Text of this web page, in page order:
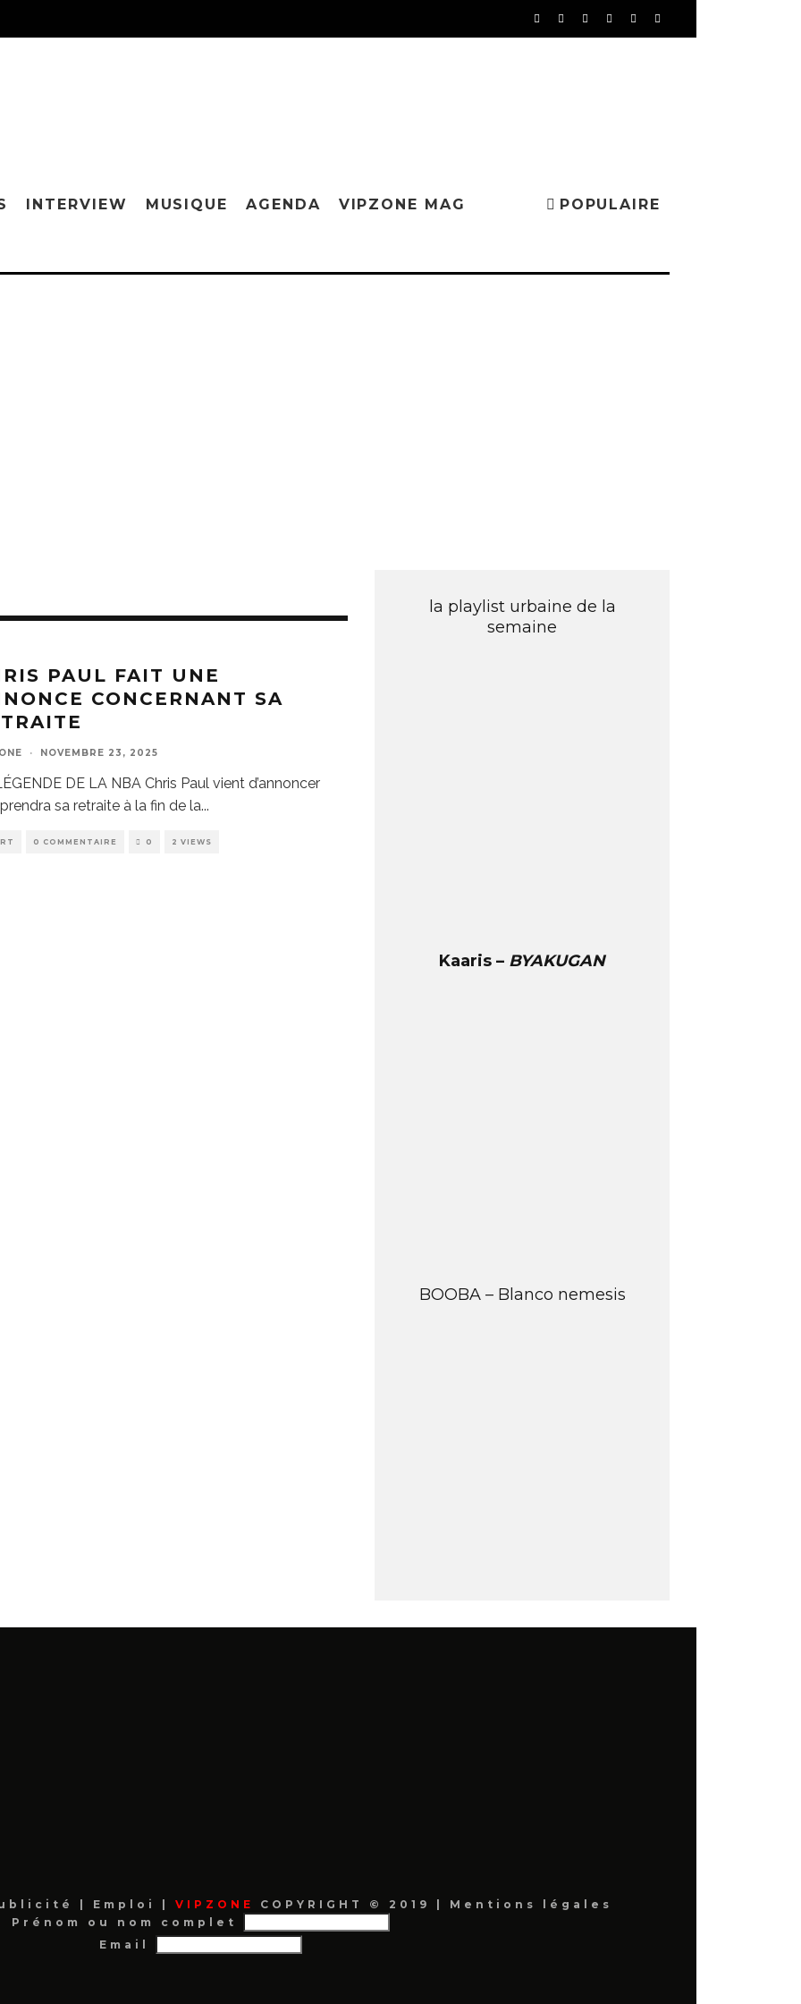
INTERVIEW MUSIQUE AGENDA VIPZONE MAG POPULAIRE
PAUL FAIT UNE
CONCERNANT SA
· NOVEMBRE 23, 2025
DE LA NBA Chris Paul vient d’annoncer
prendra sa retraite à la fin de la...
0 COMMENTAIRE 0 2 VIEWS
la playlist urbaine de la
semaine
Kaaris – BYAKUGAN
BOOBA – Blanco nemesis
Emploi VIPZONE COPYRIGHT © 2019 |
Mentions légales
Prénom ou nom complet
Email